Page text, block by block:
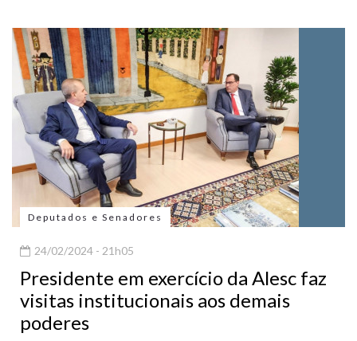
Deputados e Senadores
24/02/2024 - 21h05
Presidente em exercício da Alesc faz
visitas institucionais aos demais
poderes